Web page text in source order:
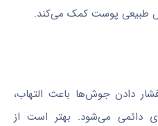
طبیعی پوست کمک می‌کند.
دادن جوش‌ها باعث التهاب،
دائمی می‌شود. بهتر است از